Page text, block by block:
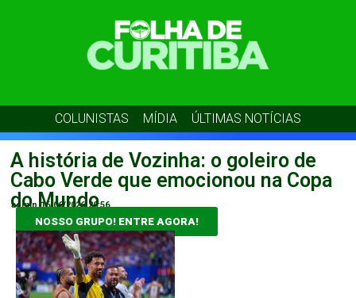
COLUNISTAS MÍDIA ÚLTIMAS NOTÍCIAS
A história de Vozinha: o goleiro de
Cabo Verde que emocionou na Copa
do Mundo
admin 16/06/2026 20:56
NOSSO GRUPO! ENTRE AGORA!